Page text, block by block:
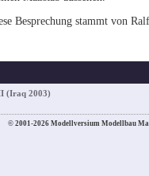
Besprechung stammt von
(Iraq 2003)
© 2001-2026 Modellversium Modellbau